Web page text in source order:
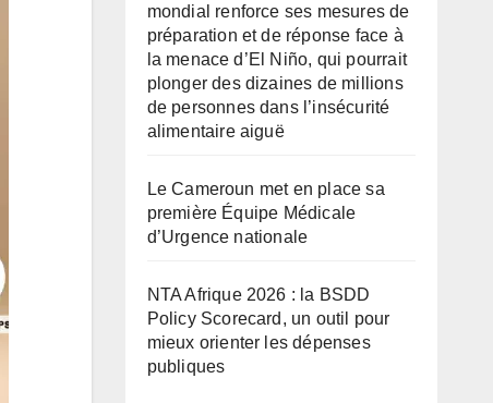
mondial renforce ses mesures de
préparation et de réponse face à
la menace d’El Niño, qui pourrait
plonger des dizaines de millions
de personnes dans l’insécurité
alimentaire aiguë
Le Cameroun met en place sa
première Équipe Médicale
d’Urgence nationale
NTA Afrique 2026 : la BSDD
Policy Scorecard, un outil pour
mieux orienter les dépenses
publiques